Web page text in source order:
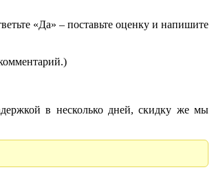
«Да» – поставьте оценку и напишите
в несколько дней, скидку же мы